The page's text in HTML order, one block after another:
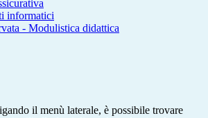
informatici
- Modulistica didattica
il menù laterale, è possibile trovare